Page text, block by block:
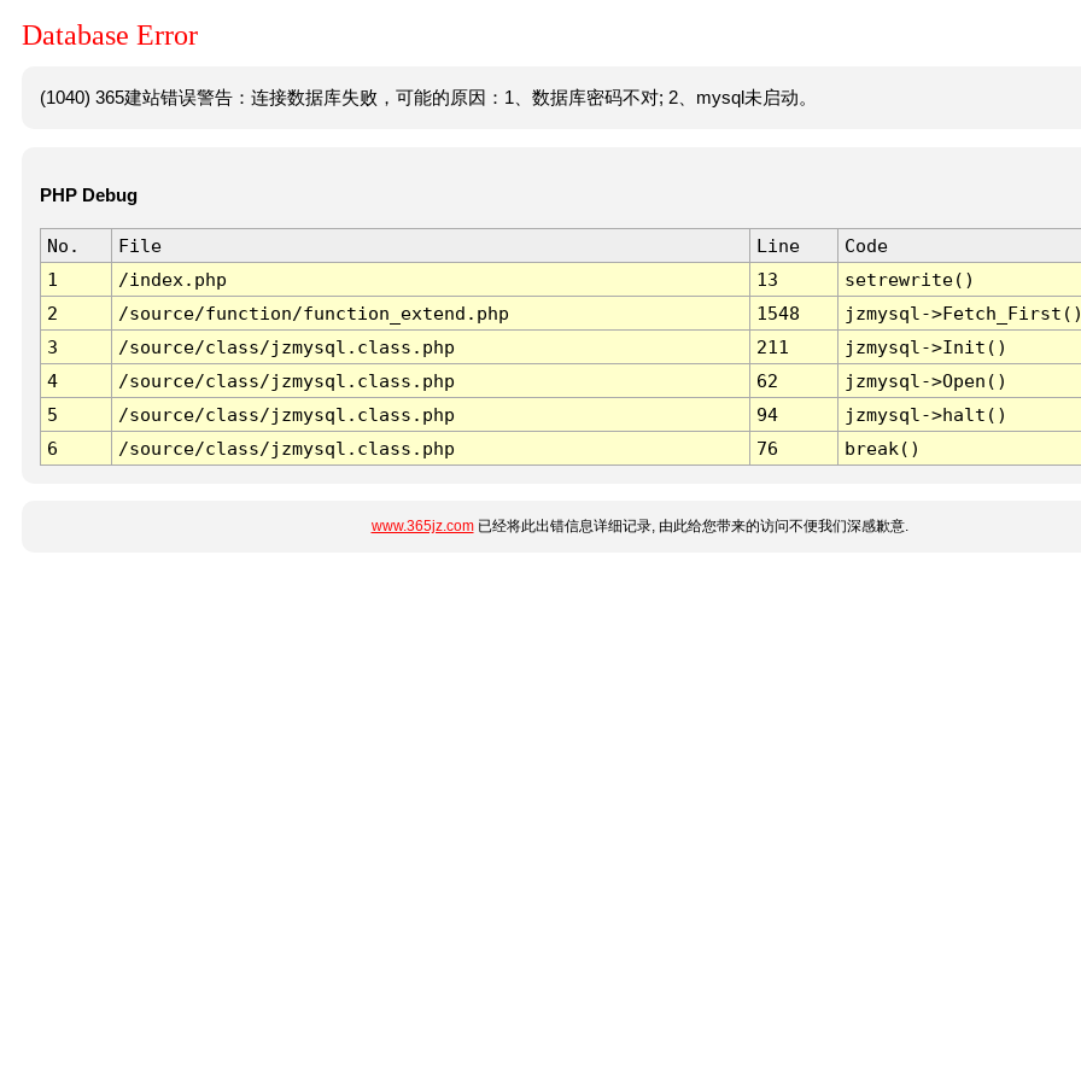
Database Error
(1040) 365建站错误警告：连接数据库失败，可能的原因：1、数据库密码不对; 2、mysql未启动。
PHP Debug
No. File Line
Code
1
/index.php 13
setrewrite()
2
/source/function/function_extend.php 1548
jzmysql-
3
/source/class/jzmysql.class.php 211
jzmysql->Init()
4
/source/class/jzmysql.class.php 62
jzmysql->Open()
5
/source/class/jzmysql.class.php 94
jzmysql->halt()
6
/source/class/jzmysql.class.php 76 break()
www.365jz.com已经将此出错信息详细记录, 由此给您带来的访问不便我们深感歉意.